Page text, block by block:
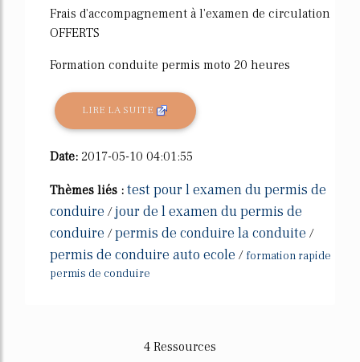
Frais d'accompagnement à l'examen de circulation
OFFERTS
Formation conduite permis moto 20 heures
LIRE LA SUITE
Date: 2017-05-10 04:01:55
Thèmes liés : test pour l examen du permis de
conduire /jour de l examen du permis de
conduire /permis de conduire la conduite /
permis de conduire auto ecole / formation rapide
permis de conduire
4 Ressources